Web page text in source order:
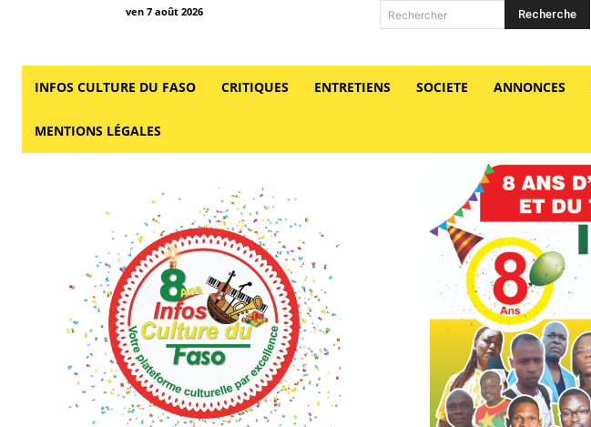
ven 7 août 2026 Rechercher Recherche
INFOS CULTURE DU FASO CRITIQUES ENTRETIENS SOCIETE ANNONCES
MENTIONS LÉGALES